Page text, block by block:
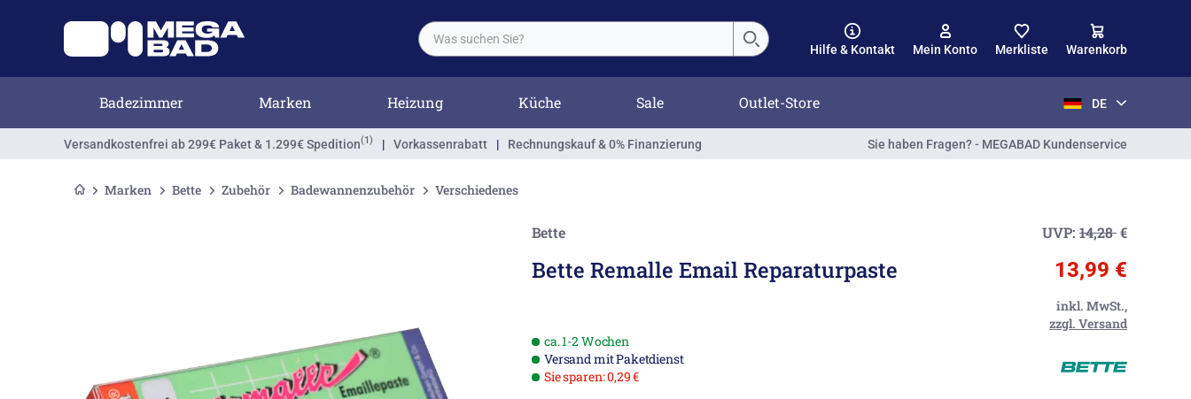
Hilfe & Kontakt Mein Konto Merkliste Warenkorb
Badezimmer Marken Heizung Küche Sale Outlet-Store DE
Versandkostenfrei ab 299€ Paket & 1.299€ Spedition(1) | Vorkassenrabatt | Rechnungskauf & 0% Finanzierung Sie haben Fragen? - MEGABAD Kundenservice
Marken Bette Zubehör Badewannenzubehör Verschiedenes
Bette
Bette Remalle Email Reparaturpaste
UVP: 14,28€
13,99 €
inkl. MwSt.,
zzgl. Versand
ca. 1-2 Wochen
Versand mit Paketdienst
Sie sparen: 0,29 €